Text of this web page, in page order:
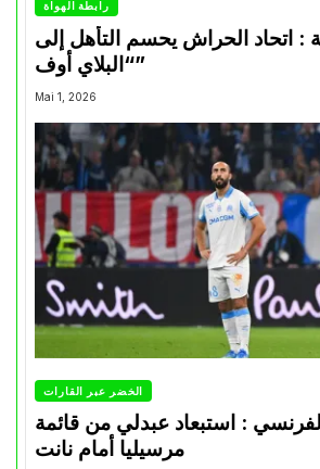
رابطة الهواة
: اتحاد الحراش يحسم التأهل إلى
“البلاي أوف”
Mai 1, 2026
الخضر عبر القارات
: استبعاد عبدلي من قائمة
مرسيليا أمام نانت